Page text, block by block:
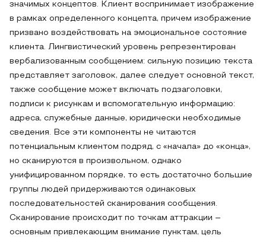
значимых концептов. Клиент воспринимает изображение
в рамках определенного концепта, причем изображение
призвано воздействовать на эмоциональное состояние
клиента. Лингвистический уровень репрезентирован
вербализованным сообщением: сильную позицию текста
представляет заголовок, далее следует основной текст,
также сообщение может включать подзаголовки,
подписи к рисункам и вспомогательную информацию:
адреса, служебные данные, юридически необходимые
сведения. Все эти компоненты не читаются
потенциальным клиентом подряд, с «начала» до «конца»,
но сканируются в произвольном, однако
унифицированном порядке, то есть достаточно большие
группы людей придерживаются одинаковых
последовательностей сканирования сообщения.
Сканирование происходит по точкам аттракции –
основным привлекающим внимание пунктам, цель